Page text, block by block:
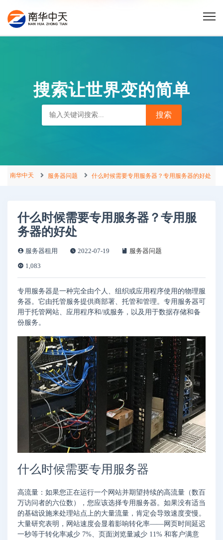
搜索让世界变的简单
南华中天 服务器问题 什么时候需要专用服务器？专用服务器的好处
什么时候需要专用服务器？专用服
务器的好处
服务器租用 2022-07-19
服务器问题
1,083
专用服务器是一种完全由个人、组织或应用程序使用的物理服
务器。它由托管服务提供商部署、托管和管理。专用服务器可
用于托管网站、应用程序和/或服务，以及用于数据存储和备
份服务。
什么时候需要专用服务器
高流量：如果您正在运行一个网站并期望持续的高流量（数百
万访问者的六位数），您应该选择专用服务器。如果没有适当
的基础设施来处理站点上的大量流量，肯定会导致速度变慢。
大量研究表明，网站速度会显着影响转化率——网页时间延迟
一秒等于转化率减少 7%、页面浏览量减少 11% 和客户满意